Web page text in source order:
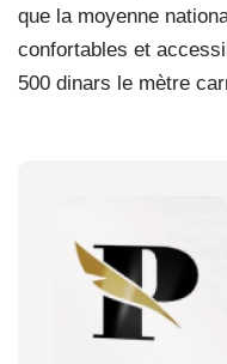
que la moyenne
confortables et
500 dinars le mètre